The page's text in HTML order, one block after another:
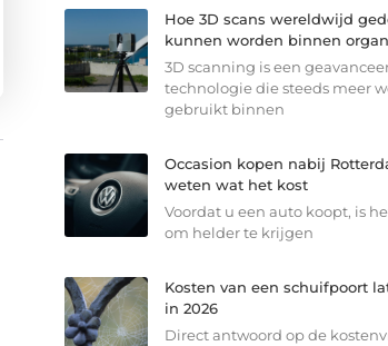
Hoe 3D scans wereldwijd
kunnen worden binnen
3D scanning is een
technologie die steeds meer
gebruikt binnen
Occasion kopen nabij
weten wat het kost
Voordat u een auto koopt, is
om helder te krijgen
Kosten van een schuifpoort
in 2026
Direct antwoord op de